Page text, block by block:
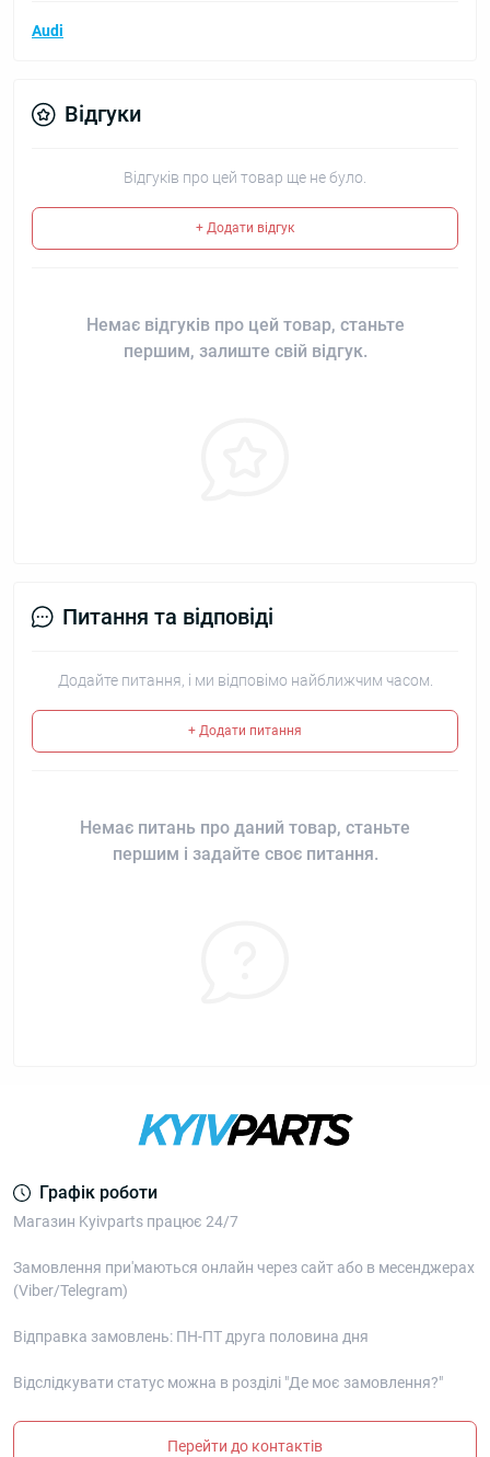
Audi
Відгуки
Відгуків про цей товар ще не було.
+ Додати відгук
Немає відгуків про цей товар, станьте
першим, залиште свій відгук.
Питання та відповіді
Додайте питання, і ми відповімо найближчим часом.
+ Додати питання
Немає питань про даний товар, станьте
першим і задайте своє питання.
Графік роботи
Магазин Kyivparts працює 24/7
Замовлення при'маються онлайн через сайт або в месенджерах
(Viber/Telegram)
Відправка замовлень: ПН-ПТ друга половина дня
Відслідкувати статус можна в розділі "Де моє замовлення?"
Перейти до контактів